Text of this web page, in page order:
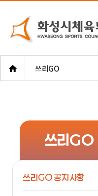
쓰리GO
쓰리GO
쓰리GO 공지사항